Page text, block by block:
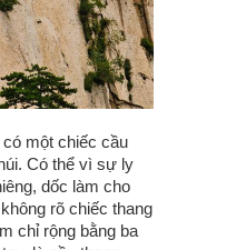
một chiếc cầu
Có thể vì sự ly
dốc làm cho
rõ chiếc thang
chỉ rộng bằng ba